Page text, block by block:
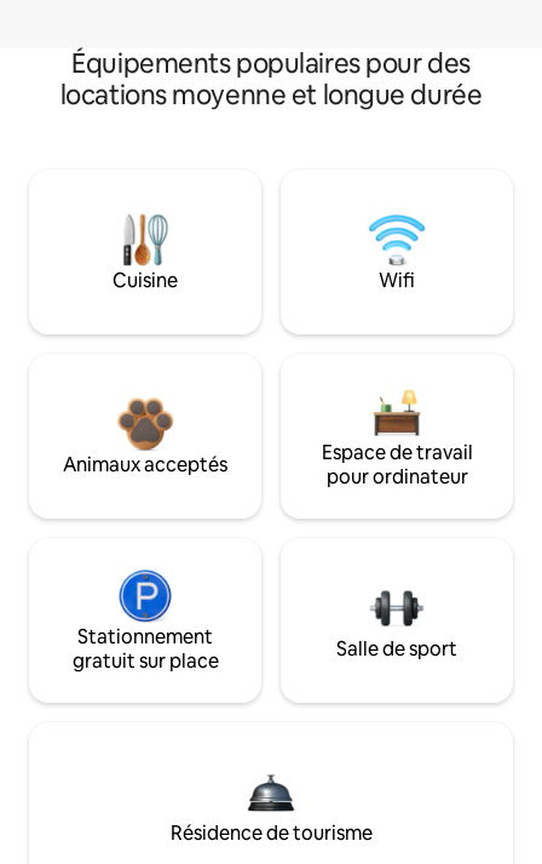
Équipements populaires pour des
locations moyenne et longue durée
Cuisine Wifi
Animaux acceptés
Espace de travail
pour ordinateur
Stationnement
gratuit sur place
Salle de sport
Résidence de tourisme